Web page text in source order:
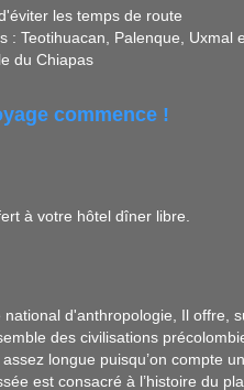
les temps de route
: Teotihuacan, Palenque, Uxmal
du Chiapas
commence !
à votre hôtel dîner libre.
d'anthropologie, Il offre,
des civilisations
longue puisqu’on compte
est consacré à l’histoire du